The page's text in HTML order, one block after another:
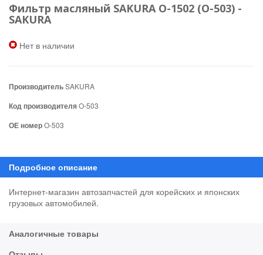
Фильтр масляный SAKURA O-1502 (O-503) -
SAKURA
Нет в наличии
ПроизводительSAKURA
Код производителяO-503
ОЕ номерO-503
Интернет-магазин автозапчастей для корейских и японских
грузовых автомобилей.